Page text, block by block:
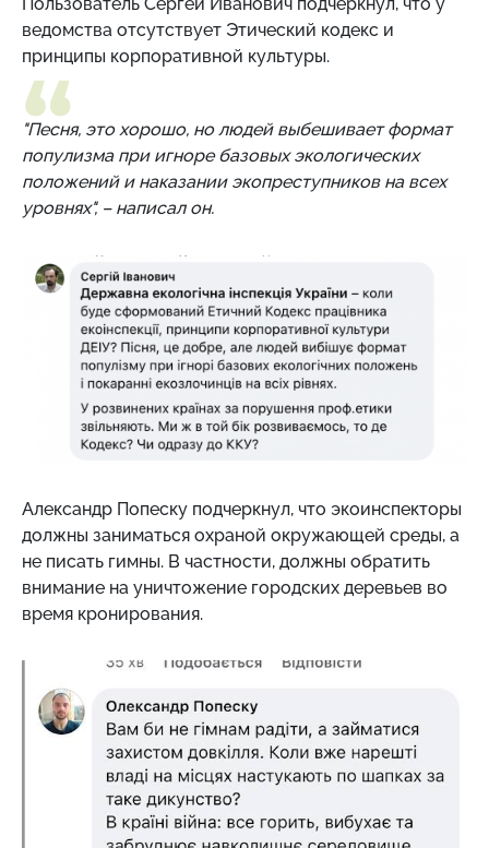
ведомства отсутствует Этический кодекс и
принципы корпоративной культуры.
"Песня, это хорошо, но людей выбешивает формат
популизма при игноре базовых экологических
положений и наказании экопреступников на всех
уровнях", – написал он.
Александр Попеску подчеркнул, что экоинспекторы
должны заниматься охраной окружающей среды, а
не писать гимны. В частности, должны обратить
внимание на уничтожение городских деревьев во
время кронирования.